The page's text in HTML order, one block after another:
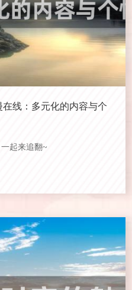
线：多元化的内容与个
起来追翻~